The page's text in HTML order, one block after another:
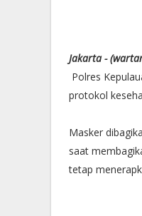
Jakarta -
Polres
protokol
Masker
saat
tetap